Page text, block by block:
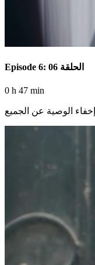
Episode 6: الحلقة 06
0 h 47 min
إخفاء الوصية عن الجميع